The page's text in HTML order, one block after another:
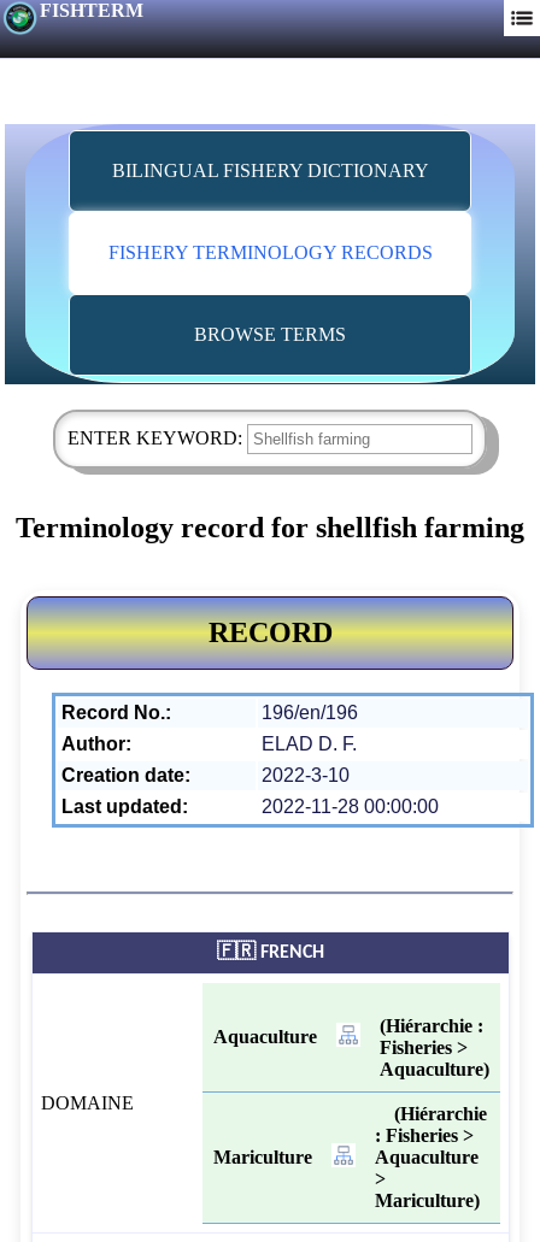
FISHTERM
BILINGUAL FISHERY DICTIONARY
FISHERY TERMINOLOGY RECORDS
BROWSE TERMS
ENTER KEYWORD:
Terminology record for shellfish farming
RECORD
Record No.:
196/en/196
Author:
ELAD D. F.
Creation date:
2022-3-10
Last updated:
2022-11-28 00:00:00
🇫🇷 FRENCH
DOMAINE
Aquaculture
(Hiérarchie :
Fisheries >
Aquaculture)
Mariculture
(Hiérarchie
: Fisheries >
Aquaculture
>
Mariculture)